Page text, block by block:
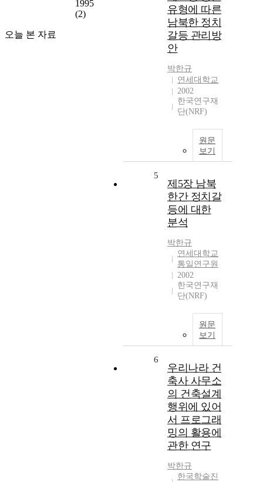
1995
(2)
오늘 본 자료
유형에 따른
남북한 정치
갈등 관리방
안
박한규
연세대학교
2002
한국연구재
단(NRF)
원문
보기
5
제5장 남북
한간 정치갈
등에 대한
분석
박한규
연세대학교
통일연구원
2002
한국연구재
단(NRF)
원문
보기
6
우리나라 건
축사 사무소
의 건축설계
행위에 있어
서 프로그래
밍의 활용에
관한 연구
박한규
한국학술진